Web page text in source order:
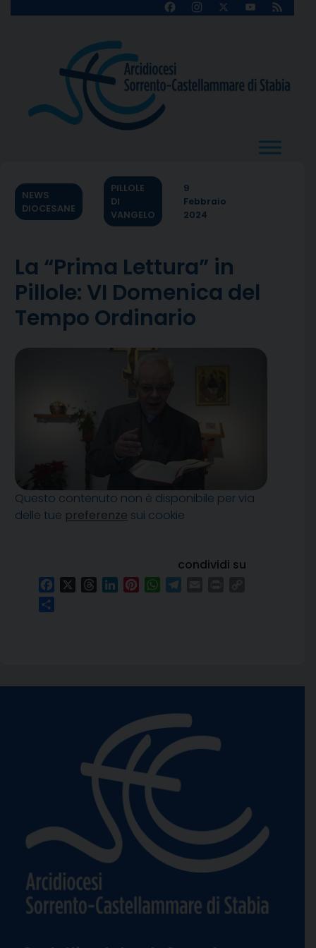
FacebookInstagram
X
YouTube
Feed
NEWS
DIOCESANE
PILLOLE
DI
VANGELO
9
Febbraio
2024
La “Prima Lettura” in
Pillole: VI Domenica del
Tempo Ordinario
Questo contenuto non è disponibile per via
delle tue preferenze sui cookie
condividi su
FacebookThreadsLinkedInPinterestWhatsApp